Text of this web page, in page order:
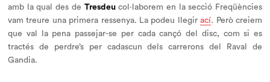
amb la qual des de Tresdeucol·laborem en la secció Freqüències
vam treure una primera ressenya. La podeu llegirací. Però creiem
que val la pena passejar-se per cada cançó del disc, com si es
tractés de perdre’s per cadascun dels carrerons del Raval de
Gandia.